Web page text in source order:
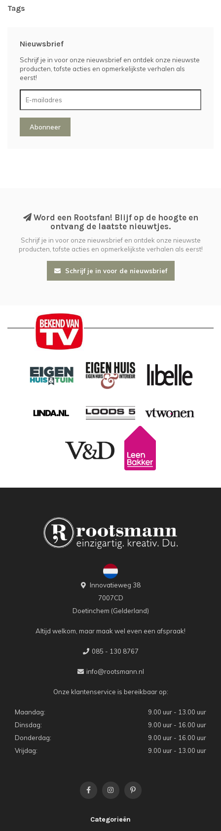
Tags
Nieuwsbrief
Schrijf je in voor onze nieuwsbrief en ontdek onze nieuwste
producten, tofste acties en opmerkelijkste verhalen als
eerst!
Abonneer
Word een Rootsfan! Blijf op de hoogte en
ontvang de laatste nieuwtjes.
Schrijf je in voor onze nieuwsbrief en ontdek onze nieuwste
producten, tofste acties en opmerkelijkste verhalen als eerst!
Schrijf je in voor de nieuwsbrief
Innovatieweg 38
7007CD
Doetinchem (Gelderland)
Altijd welkom, maar maak wel even een afspraak!
085 - 130 8767
info@rootsmann.nl
Onze klantenservice is bereikbaar op:
Maandag:
9.00 uur - 13.00 uur
Dinsdag:
9.00 uur - 16.00 uur
Donderdag:
9.00 uur - 16.00 uur
Vrijdag:
9.00 uur - 13.00 uur
Categorieën